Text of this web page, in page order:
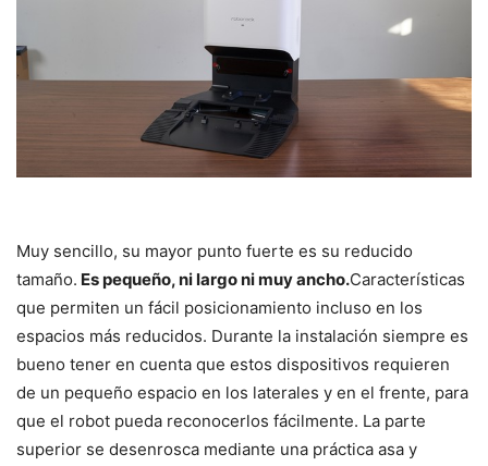
Muy sencillo, su mayor punto fuerte es su reducido
tamaño. Es pequeño, ni largo ni muy ancho.Características
que permiten un fácil posicionamiento incluso en los
espacios más reducidos. Durante la instalación siempre es
bueno tener en cuenta que estos dispositivos requieren
de un pequeño espacio en los laterales y en el frente, para
que el robot pueda reconocerlos fácilmente. La parte
superior se desenrosca mediante una práctica asa y